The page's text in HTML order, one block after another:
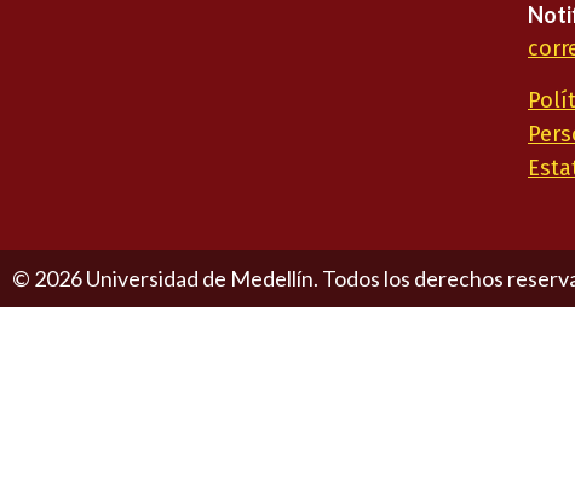
© 2026Universidad de Medellín. Todos los derechos